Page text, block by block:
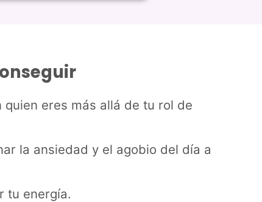
quien eres más allá de tu rol de
la ansiedad y el agobio del día a
tu energía.